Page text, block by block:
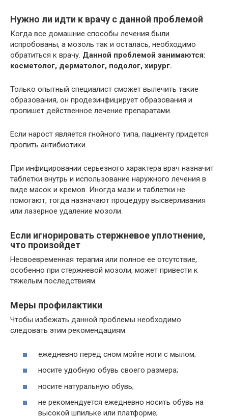
Нужно ли идти к врачу с данной проблемой
Когда все домашние способы лечения были
испробованы, а мозоль так и осталась, необходимо
обратиться к врачу. Данной проблемой занимаются:
косметолог, дерматолог, подолог, хирург.
Только опытный специалист сможет вылечить такие
образования, он продезинфицирует образования и
пропишет действенное лечение препаратами.
Если нарост является гнойного типа, пациенту придется
пропить антибиотики.
При инфицировании серьезного характера врач назначит
таблетки внутрь и использование наружного лечения в
виде масок и кремов. Иногда мази и таблетки не
помогают, тогда назначают процедуру высверливания
или лазерное удаление мозоли.
Если игнорировать стержневое уплотнение,
что произойдет
Несвоевременная терапия или полное ее отсутствие,
особенно при стержневой мозоли, может привести к
тяжелым последствиям.
Меры профилактики
Чтобы избежать данной проблемы необходимо
следовать этим рекомендациям:
ежедневно перед сном мойте ноги с мылом;
носите удобную обувь своего размера;
носите натуральную обувь;
не рекомендуется ежедневно носить обувь на
высокой шпильке или платформе;